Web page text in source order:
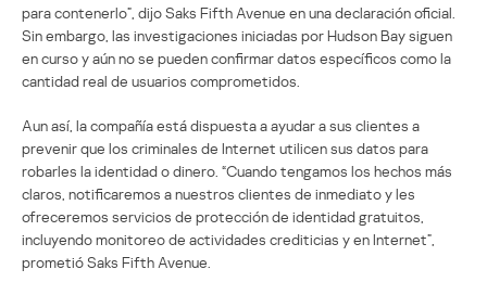
para contenerlo”, dijo Saks Fifth Avenue en una declaración oficial.
Sin embargo, las investigaciones iniciadas por Hudson Bay siguen
en curso y aún no se pueden confirmar datos específicos como la
cantidad real de usuarios comprometidos.
Aun así, la compañía está dispuesta a ayudar a sus clientes a
prevenir que los criminales de Internet utilicen sus datos para
robarles la identidad o dinero. “Cuando tengamos los hechos más
claros, notificaremos a nuestros clientes de inmediato y les
ofreceremos servicios de protección de identidad gratuitos,
incluyendo monitoreo de actividades crediticias y en Internet”,
prometió Saks Fifth Avenue.